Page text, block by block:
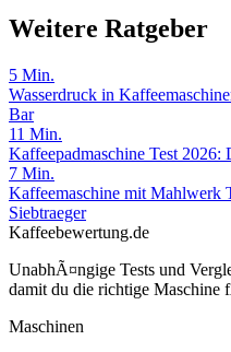
Weitere Ratgeber
5 Min.
Wasserdruck in
Bar
11 Min.
Kaffeepadmaschine Test 2026:
7 Min.
Kaffeemaschine mit Mahlwerk
Siebtraeger
Kaffeebewertung.de
UnabhÃ¤ngige Tests und
damit du die richtige
Maschinen